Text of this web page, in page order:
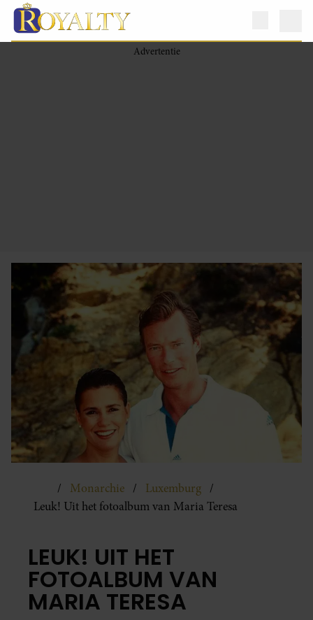
Monarchie
Luxemburg
Leuk! Uit het fotoalbum van Maria Teresa
LEUK! UIT HET
FOTOALBUM VAN
MARIA TERESA